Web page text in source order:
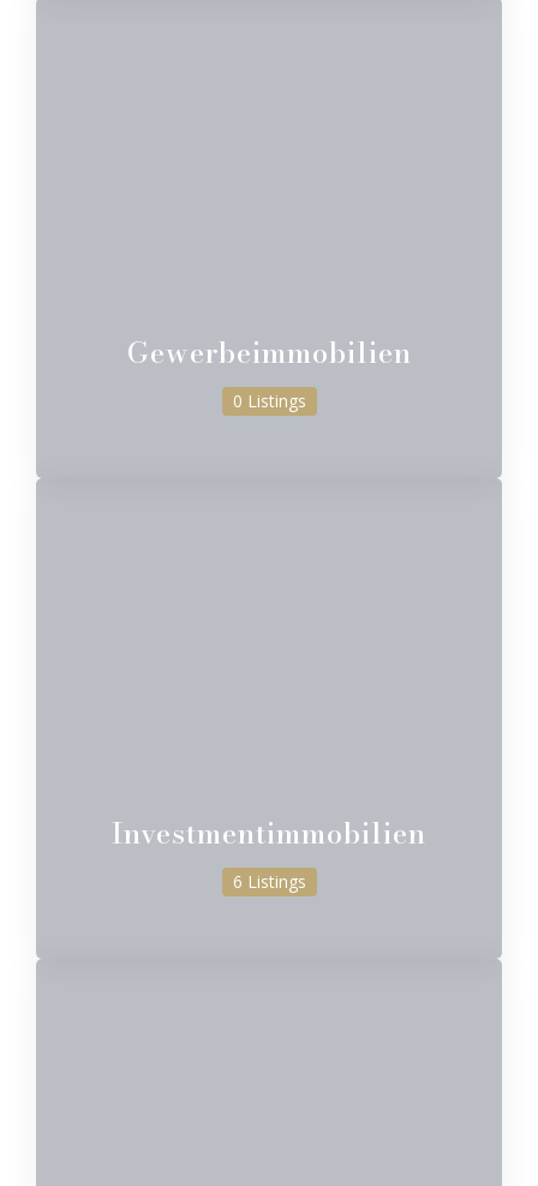
Gewerbeimmobilien
0 Listings
Investmentimmobilien
6 Listings